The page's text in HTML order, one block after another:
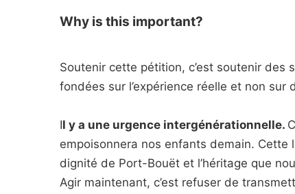
Why is this important?
Soutenir cette pétition, c’est soutenir des
fondées sur l’expérience réelle et non
Il y a une urgence intergénérationnelle.
empoisonnera nos enfants demain. Cette
dignité de Port-Bouët et l’héritage que
Agir maintenant, c’est refuser de